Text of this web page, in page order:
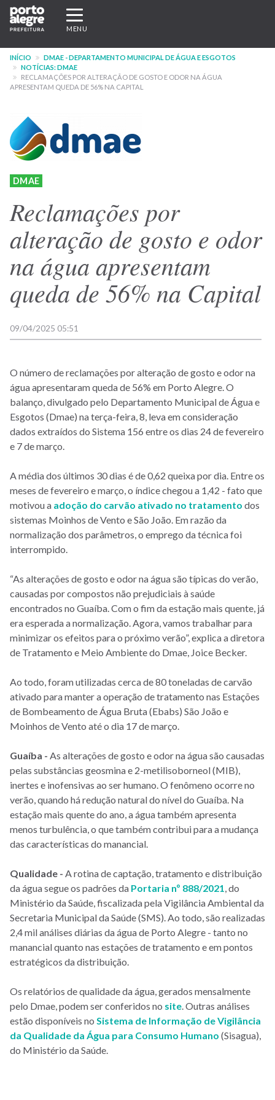
Pular
para
conteúdo
principal
Expandir/recolher
navegação
MENU
INÍCIO
DMAE - DEPARTAMENTO MUNICIPAL DE ÁGUA E ESGOTOS
NOTÍCIAS: DMAE
RECLAMAÇÕES POR ALTERAÇÃO DE GOSTO E ODOR NA ÁGUA
APRESENTAM QUEDA DE 56% NA CAPITAL
DMAE
Reclamações por
alteração de gosto e odor
na água apresentam
queda de 56% na Capital
09/04/2025 05:51
O número de reclamações por alteração de gosto e odor na
água apresentaram queda de 56% em Porto Alegre. O
balanço, divulgado pelo Departamento Municipal de Água e
Esgotos (Dmae) na terça-feira, 8, leva em consideração
dados extraídos do Sistema 156 entre os dias 24 de fevereiro
e 7 de março.
A média dos últimos 30 dias é de 0,62 queixa por dia. Entre os
meses de fevereiro e março, o índice chegou a 1,42 - fato que
motivou a adoção do carvão ativado no tratamento dos
sistemas Moinhos de Vento e São João. Em razão da
normalização dos parâmetros, o emprego da técnica foi
interrompido.
“As alterações de gosto e odor na água são típicas do verão,
causadas por compostos não prejudiciais à saúde
encontrados no Guaíba. Com o fim da estação mais quente, já
era esperada a normalização. Agora, vamos trabalhar para
minimizar os efeitos para o próximo verão”, explica a diretora
de Tratamento e Meio Ambiente do Dmae, Joice Becker.
Ao todo, foram utilizadas cerca de 80 toneladas de carvão
ativado para manter a operação de tratamento nas Estações
de Bombeamento de Água Bruta (Ebabs) São João e
Moinhos de Vento até o dia 17 de março.
Guaíba - As alterações de gosto e odor na água são causadas
pelas substâncias geosmina e 2-metilisoborneol (MIB),
inertes e inofensivas ao ser humano. O fenômeno ocorre no
verão, quando há redução natural do nível do Guaíba. Na
estação mais quente do ano, a água também apresenta
menos turbulência, o que também contribui para a mudança
das características do manancial.
Qualidade - A rotina de captação, tratamento e distribuição
da água segue os padrões da Portaria nº 888/2021 , do
Ministério da Saúde, fiscalizada pela Vigilância Ambiental da
Secretaria Municipal da Saúde (SMS). Ao todo, são realizadas
2,4 mil análises diárias da água de Porto Alegre - tanto no
manancial quanto nas estações de tratamento e em pontos
estratégicos da distribuição.
Os relatórios de qualidade da água, gerados mensalmente
pelo Dmae, podem ser conferidos no site . Outras análises
estão disponíveis no Sistema de Informação de Vigilância
da Qualidade da Água para Consumo Humano (Sisagua),
do Ministério da Saúde.